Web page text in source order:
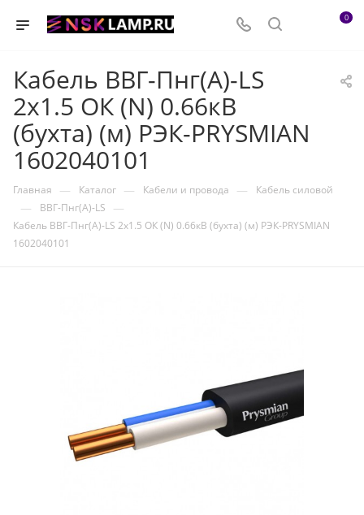
0
Кабель ВВГ-Пнг(А)-LS
2х1.5 ОК (N) 0.66кВ
(бухта) (м) РЭК-PRYSMIAN
1602040101
Главная — Каталог — Кабели и провода — Кабель силовой
— ВВГ-Пнг(А)-LS —
Кабель ВВГ-Пнг(А)-LS 2х1.5 ОК (N) 0.66кВ (бухта) (м) РЭК-PRYSMIAN
1602040101